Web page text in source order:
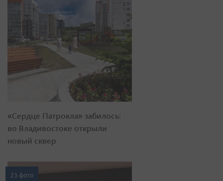
«Сердце Патрокла» забилось:
во Владивостоке открыли
новый сквер
23 фото